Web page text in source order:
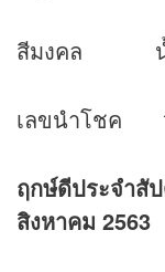
สีมงคล น้
เลขนำโชค
ฤกษ์ดีประจำสั
สิงหาคม 2563